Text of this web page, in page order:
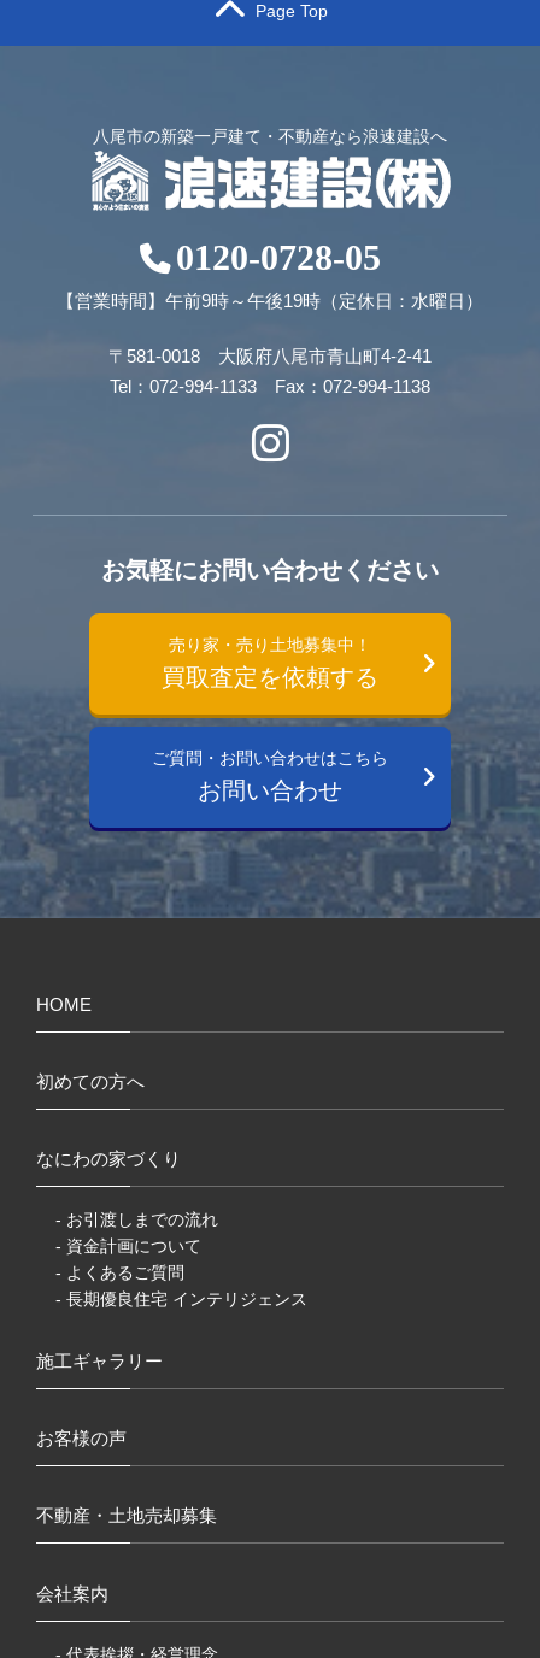
Page Top
八尾市の新築一戸建て・不動産なら浪速建設へ
0120-0728-05
【営業時間】午前9時～午後19時（定休日：水曜日）
〒581-0018 大阪府八尾市青山町4-2-41
Tel：072-994-1133 Fax：072-994-1138
お気軽にお問い合わせください
売り家・売り土地募集中！
買取査定を依頼する
ご質問・お問い合わせはこちら
お問い合わせ
HOME
初めての方へ
なにわの家づくり
- お引渡しまでの流れ
- 資金計画について
- よくあるご質問
- 長期優良住宅 インテリジェンス
施工ギャラリー
お客様の声
不動産・土地売却募集
会社案内
- 代表挨拶・経営理念